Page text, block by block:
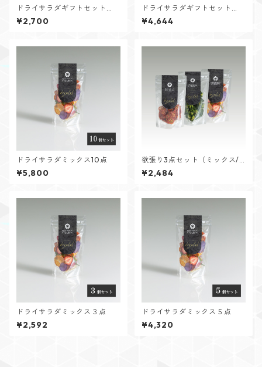
ドライサラダギフトセット
（ミックス3点）
¥2,700
ドライサラダギフトセット
（ミックス5点）
¥4,644
ドライサラダミックス10点
¥5,800
欲張り3点セット（ミックス/
ブロッコリー/ミニトマト）
¥2,484
ドライサラダミックス３点
¥2,592
ドライサラダミックス５点
¥4,320